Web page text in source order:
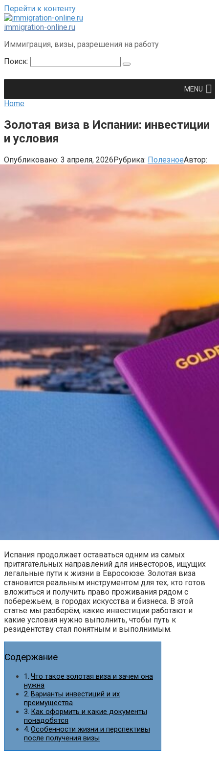
Перейти к контенту
immigration-online.ru
Иммиграция, визы, разрешения на работу
Поиск:
MENU
Home
Золотая виза в Испании: инвестиции
и условия
Опубликовано: 3 апреля, 2026Рубрика: ПолезноеАвтор:
Испания продолжает оставаться одним из самых
притягательных направлений для инвесторов, ищущих
легальные пути к жизни в Евросоюзе. Золотая виза
становится реальным инструментом для тех, кто готов
вложиться и получить право проживания рядом с
побережьем, в городах искусства и бизнеса. В этой
статье мы разберём, какие инвестиции работают и
какие условия нужно выполнить, чтобы путь к
резидентству стал понятным и выполнимым.
Содержание
Что такое золотая виза и зачем она
нужна
Варианты инвестиций и их
преимущества
Как оформить и какие документы
понадобятся
Особенности жизни и перспективы
после получения визы